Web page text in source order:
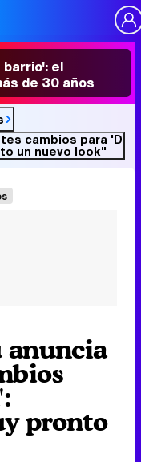
el
de 30 años
cambios para 'D
un nuevo look"
pronto